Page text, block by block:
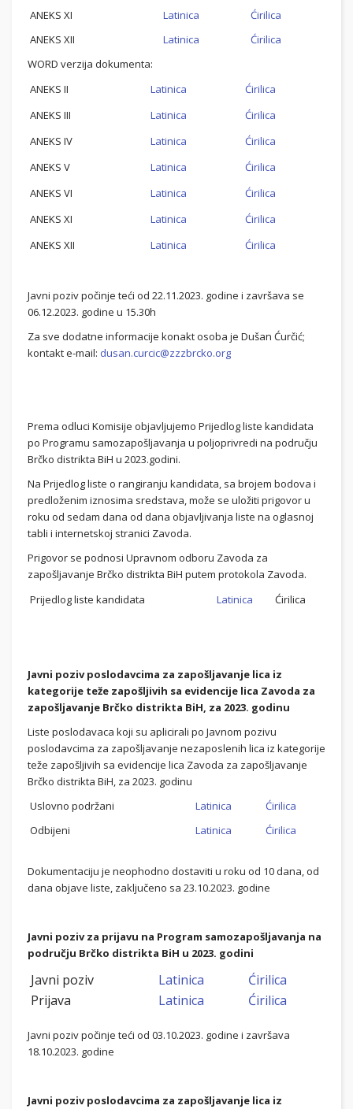
ANEKS XI Latinica
Ćirilica
ANEKS XII
Latinica
Ćirilica
WORD verzija dokumenta:
ANEKS II
Latinica
Ćirilica
ANEKS III
Latinica
Ćirilica
ANEKS IV
Latinica
Ćirilica
ANEKS V
Latinica
Ćirilica
ANEKS VI
Latinica
Ćirilica
ANEKS XI
Latinica
Ćirilica
ANEKS XII
Latinica Ćirilica
Javni poziv počinje teći od 22.11.2023. godine i završava se
06.12.2023. godine u 15.30h
Za sve dodatne informacije konakt osoba je Dušan Ćurčić;
kontakt e-mail: dusan.curcic@zzzbrcko.org
Prema odluci Komisije objavljujemo Prijedlog liste kandidata
po Programu samozapošljavanja u poljoprivredi na području
Brčko distrikta BiH u 2023.godini.
Na Prijedlog liste o rangiranju kandidata, sa brojem bodova i
predloženim iznosima sredstava, može se uložiti prigovor u
roku od sedam dana od dana objavljivanja liste na oglasnoj
tabli i internetskoj stranici Zavoda.
Prigovor se podnosi Upravnom odboru Zavoda za
zapošljavanje Brčko distrikta BiH putem protokola Zavoda.
Prijedlog liste kandidata
Latinica Ćirilica
Javni poziv poslodavcima za zapošljavanje lica iz
kategorije teže zapošljivih sa evidencije lica Zavoda za
zapošljavanje Brčko distrikta BiH, za 2023. godinu
Liste poslodavaca koji su aplicirali po Javnom pozivu
poslodavcima za zapošljavanje nezaposlenih lica iz kategorije
teže zapošljivih sa evidencije lica Zavoda za zapošljavanje
Brčko distrikta BiH, za 2023. godinu
Uslovno podržani
Latinica
Ćirilica
Odbijeni
Latinica Ćirilica
Dokumentaciju je neophodno dostaviti u roku od 10 dana, od
dana objave liste, zaključeno sa 23.10.2023. godine
Javni poziv za prijavu na Program samozapošljavanja na
području Brčko distrikta BiH u 2023. godini
Javni poziv Latinica
Ćirilica
Prijava
Latinica Ćirilica
Javni poziv počinje teći od 03.10.2023. godine i završava
18.10.2023. godine
Javni poziv poslodavcima za zapošljavanje lica iz